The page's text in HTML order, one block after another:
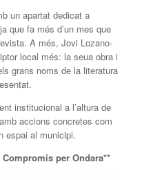
un apartat dedicat a
que fa més d’un mes que
A més, Jovi Lozano-
local més: la seua obra i
grans noms de la literatura
institucional a l’altura de
accions concretes com
espai al municipi.
per Ondara**